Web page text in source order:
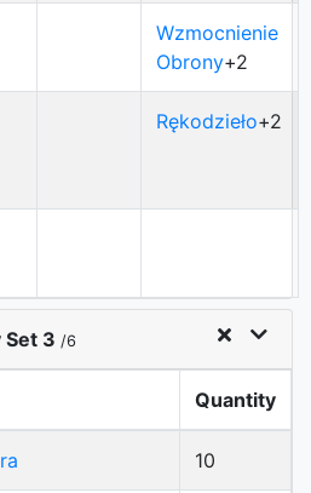
Wzmocnienie
Obrony+2
Rękodzieło+2
Set 3 /6
Quantity
10